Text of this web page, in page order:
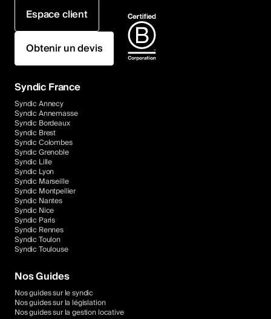
Espace client
Obtenir un devis
Syndic France
Syndic Annecy
Syndic Annemasse
Syndic Bordeaux
Syndic Brest
Syndic Colombes
Syndic Grenoble
Syndic Lille
Syndic Lyon
Syndic Marseille
Syndic Montpellier
Syndic Nantes
Syndic Nice
Syndic Paris
Syndic Rennes
Syndic Toulon
Syndic Toulouse
Nos Guides
Nos guides sur le syndic
Nos guides sur la législation
Nos guides sur la gestion locative